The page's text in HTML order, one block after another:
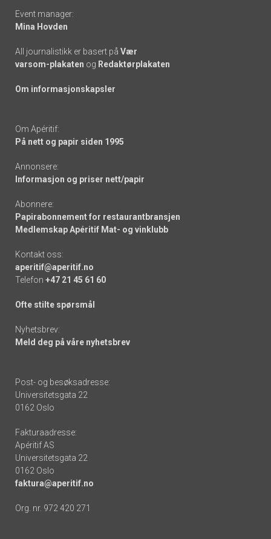
Event manager:
Mina Hovden
All journalistikk er basert på Vær
varsom-plakaten og Redaktørplakaten
Om informasjonskapsler
Om Apéritif:
På nett og papir siden 1995
Annonsere:
Informasjon og priser nett/papir
Abonnere:
Papirabonnement for restaurantbransjen
Medlemskap Apéritif Mat- og vinklubb
Kontakt oss:
aperitif@aperitif.no
Telefon +47 21 45 61 60
Ofte stilte spørsmål
Nyhetsbrev:
Meld deg på våre nyhetsbrev
Post- og besøksadresse:
Universitetsgata 22
0162 Oslo
Fakturaadresse:
Apéritif AS
Universitetsgata 22
0162 Oslo
faktura@aperitif.no
Org. nr. 972 420 271